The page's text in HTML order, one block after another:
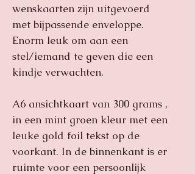
wenskaarten zijn uitgevoerd
met bijpassende enveloppe.
Enorm leuk om aan een
stel/iemand te geven die een
kindje verwachten.
A6 ansichtkaart van 300 grams ,
in een mint groen kleur met een
leuke gold foil tekst op de
voorkant. In de binnenkant is er
ruimte voor een persoonlijk